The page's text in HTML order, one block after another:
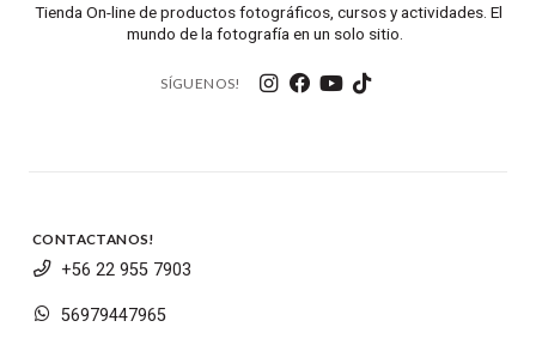
Tienda On-line de productos fotográficos, cursos y actividades. El
mundo de la fotografía en un solo sitio.
SÍGUENOS!
CONTACTANOS!
+56 22 955 7903
56979447965